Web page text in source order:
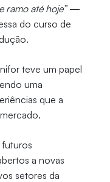
ramo até hoje”—
do curso de
teve um papel
uma
que a
futuros
a novas
setores da